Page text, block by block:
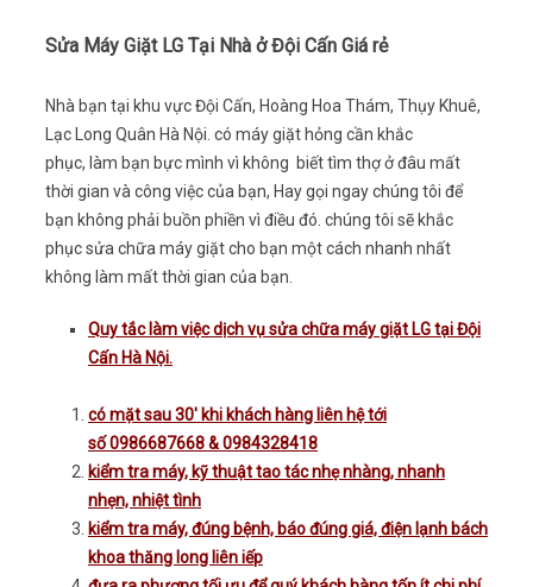
Sửa Máy Giặt LG Tại Nhà ở Đội Cấn Giá rẻ
Nhà bạn tại khu vực Đội Cấn, Hoàng Hoa Thám, Thụy Khuê,
Lạc Long Quân Hà Nội. có máy giặt hỏng cần khắc
phục, làm bạn bực mình vì không biết tìm thợ ở đâu mất
thời gian và công việc của bạn, Hay gọi ngay chúng tôi để
bạn không phải buồn phiền vì điều đó. chúng tôi sẽ khắc
phục sửa chữa máy giặt cho bạn một cách nhanh nhất
không làm mất thời gian của bạn.
Quy tắc làm việcdịch vụ sửa chữa máy giặt LG tại Đội
Cấn Hà Nội.
có mặt sau 30′ khi khách hàng liên hệ tới
số 0986687668 & 0984328418
kiểm tra máy, kỹ thuật tao tác nhẹ nhàng, nhanh
nhẹn, nhiệt tình
kiểm tra máy, đúng bệnh, báo đúng giá, điện lạnh bách
khoa thăng long liên iếp